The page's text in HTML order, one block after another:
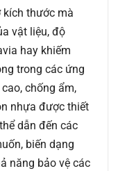
thước mà
vật liệu, độ
hay khiếm
trong các ứng
chống ẩm,
nhựa được thiết
dẫn đến các
biến dạng
năng bảo vệ các